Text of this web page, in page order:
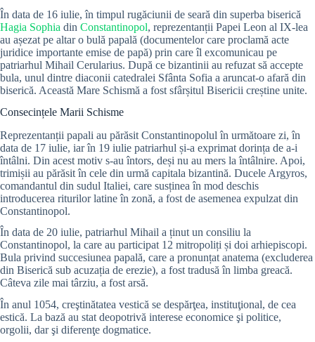
În data de 16 iulie, în timpul rugăciunii de seară din superba biserică
Hagia Sophia din Constantinopol, reprezentanții Papei Leon al IX-lea
au așezat pe altar o bulă papală (documentelor care proclamă acte
juridice importante emise de papă) prin care îl excomunicau pe
patriarhul Mihail Cerularius. După ce bizantinii au refuzat să accepte
bula, unul dintre diaconii catedralei Sfânta Sofia a aruncat-o afară din
biserică. Această Mare Schismă a fost sfârșitul Bisericii creștine unite.
Consecințele Marii Schisme
Reprezentanții papali au părăsit Constantinopolul în următoare zi, în
data de 17 iulie, iar în 19 iulie patriarhul și-a exprimat dorința de a-i
întâlni. Din acest motiv s-au întors, deși nu au mers la întâlnire. Apoi,
trimișii au părăsit în cele din urmă capitala bizantină. Ducele Argyros,
comandantul din sudul Italiei, care susținea în mod deschis
introducerea riturilor latine în zonă, a fost de asemenea expulzat din
Constantinopol.
În data de 20 iulie, patriarhul Mihail a ținut un consiliu la
Constantinopol, la care au participat 12 mitropoliți și doi arhiepiscopi.
Bula privind succesiunea papală, care a pronunțat anatema (excluderea
din Biserică sub acuzația de erezie), a fost tradusă în limba greacă.
Câteva zile mai târziu, a fost arsă.
În anul 1054, creştinătatea vestică se despărţea, instituţional, de cea
estică. La bază au stat deopotrivă interese economice şi politice,
orgolii, dar şi diferenţe dogmatice.